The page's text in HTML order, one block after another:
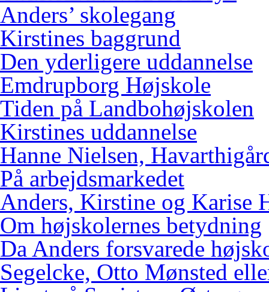
Anders’ skolegang
Kirstines baggrund
Den yderligere uddannelse
Emdrupborg Højskole
Tiden på Landbohøjskolen
Kirstines uddannelse
Hanne Nielsen,
På arbejdsmarkedet
Anders, Kirstine og Karise
Om højskolernes betydning
Da Anders forsvarede
Segelcke, Otto Mønsted